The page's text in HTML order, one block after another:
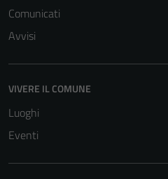
Comunicati
Avvisi
VIVERE IL COMUNE
Luoghi
Eventi